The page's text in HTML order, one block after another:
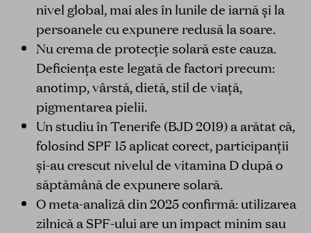
nivel global, mai ales în lunile de iarnă și la
persoanele cu expunere redusă la soare.
Nu crema de protecție solară este cauza.
Deficiența este legată de factori precum:
anotimp, vârstă, dietă, stil de viață,
pigmentarea pielii.
Un studiu în Tenerife (BJD 2019) a arătat că,
folosind SPF 15 aplicat corect, participanții
și-au crescut nivelul de vitamina D după o
săptămână de expunere solară.
O meta-analiză din 2025 confirmă: utilizarea
zilnică a SPF-ului are un impact minim sau